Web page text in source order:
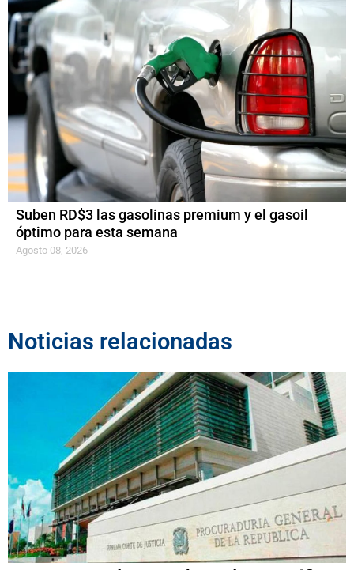
Suben RD$3 las gasolinas premium y el gasoil
óptimo para esta semana
Agosto 08, 2026
Noticias relacionadas